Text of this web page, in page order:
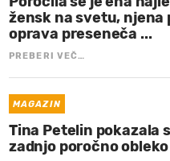
žensk na svetu, njena
oprava preseneča ...
PREBERI VEČ…
MAGAZIN
Tina Petelin pokazala
zadnjo poročno obleko